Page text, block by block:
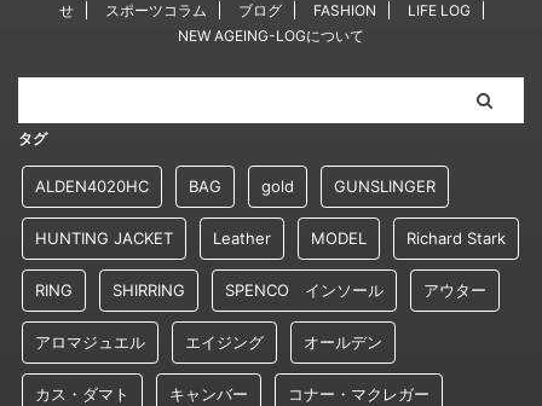
せ
スポーツコラム ブログ FASHION
LIFE LOG
NEW AGEING-LOGについて
タグ
ALDEN4020HC BAG gold GUNSLINGER
HUNTING JACKET Leather MODEL Richard Stark
RING SHIRRING SPENCO インソール アウター
アロマジュエル エイジング オールデン
カス・ダマト キャンバー コナー・マクレガー